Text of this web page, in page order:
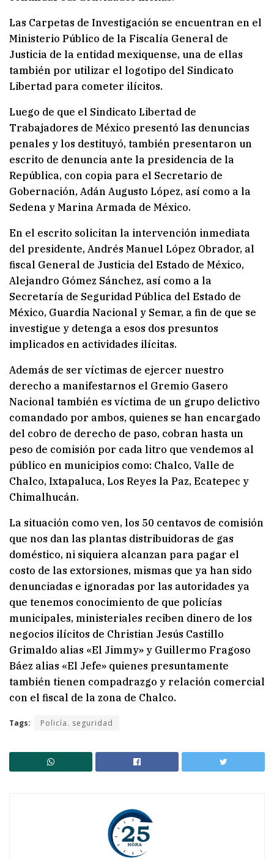
Las Carpetas de Investigación se encuentran en el
Ministerio Público de la Fiscalía General de
Justicia de la entidad mexiquense, una de ellas
también por utilizar el logotipo del Sindicato
Libertad para cometer ilícitos.
Luego de que el Sindicato Libertad de
Trabajadores de México presentó las denuncias
penales y los destituyó, también presentaron un
escrito de denuncia ante la presidencia de la
República, con copia para el Secretario de
Gobernación, Adán Augusto López, así como a la
Sedena y Marina Armada de México.
En el escrito solicitan la intervención inmediata
del presidente, Andrés Manuel López Obrador, al
fiscal General de Justicia del Estado de México,
Alejandro Gómez Sánchez, así como a la
Secretaría de Seguridad Pública del Estado de
México, Guardia Nacional y Semar, a fin de que se
investigue y detenga a esos dos presuntos
implicados en actividades ilícitas.
Además de ser víctimas de ejercer nuestro
derecho a manifestarnos el Gremio Gasero
Nacional también es víctima de un grupo delictivo
comandado por ambos, quienes se han encargado
del cobro de derecho de paso, cobran hasta un
peso de comisión por cada litro que vendemos al
público en municipios como: Chalco, Valle de
Chalco, Ixtapaluca, Los Reyes la Paz, Ecatepec y
Chimalhucán.
La situación como ven, los 50 centavos de comisión
que nos dan las plantas distribuidoras de gas
doméstico, ni siquiera alcanzan para pagar el
costo de las extorsiones, mismas que ya han sido
denunciadas e ignoradas por las autoridades ya
que tenemos conocimiento de que policías
municipales, ministeriales reciben dinero de los
negocios ilícitos de Christian Jesús Castillo
Grimaldo alias «El Jimmy» y Guillermo Fragoso
Báez alias «El Jefe» quienes presuntamente
también tienen compadrazgo y relación comercial
con el fiscal de la zona de Chalco.
Tags: Policía. seguridad